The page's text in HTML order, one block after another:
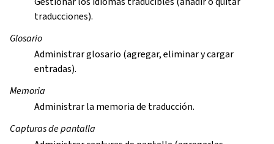
traducciones).
Glosario
Administrar glosario (agregar, eliminar y cargar
entradas).
Memoria
Administrar la memoria de traducción.
Capturas de pantalla